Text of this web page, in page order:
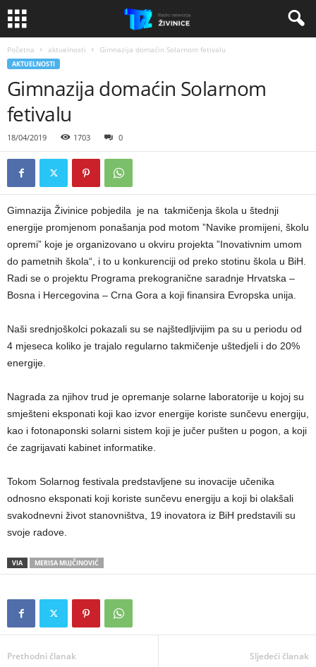
Početna aktuelnosti Gimnazija domaćin Solarnom fetivalu
AKTUELNOSTI
Gimnazija domaćin Solarnom
fetivalu
18/04/2019 1703 0
Gimnazija Živinice pobjedila je na takmičenja škola u štednji
energije promjenom ponašanja pod motom ”Navike promijeni, školu
opremi” koje je organizovano u okviru projekta ”Inovativnim umom
do pametnih škola“, i to u konkurenciji od preko stotinu škola u BiH.
Radi se o projektu Programa prekogranične saradnje Hrvatska –
Bosna i Hercegovina – Crna Gora a koji finansira Evropska unija.
Naši srednjoškolci pokazali su se najštedljivijim pa su u periodu od
4 mjeseca koliko je trajalo regularno takmičenje uštedjeli i do 20%
energije.
Nagrada za njihov trud je opremanje solarne laboratorije u kojoj su
smješteni eksponati koji kao izvor energije koriste sunčevu energiju,
kao i fotonaponski solarni sistem koji je jučer pušten u pogon, a koji
će zagrijavati kabinet informatike.
Tokom Solarnog festivala predstavljene su inovacije učenika
odnosno eksponati koji koriste sunčevu energiju a koji bi olakšali
svakodnevni život stanovništva, 19 inovatora iz BiH predstavili su
svoje radove.
VIA MERISA MUJČINOVIĆ
Prethodni članak Sljedeći članak